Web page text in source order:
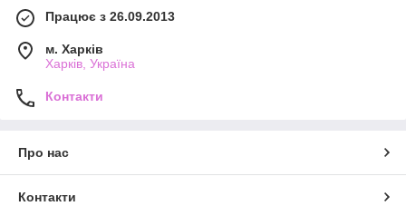
Працює з 26.09.2013
м. Харків
Харків, Україна
Контакти
Про нас
Контакти